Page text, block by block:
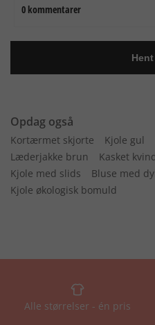
Opdag også
Kortærmet skjorte Kjole gul
Læderjakke brun
Kasket
Kjole med slids
Bluse med
Kjole økologisk bomuld
Alle størrelser - én pris